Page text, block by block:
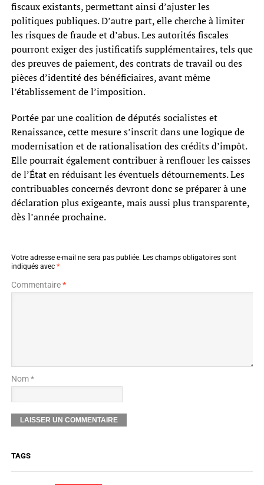
fiscaux existants, permettant ainsi d’ajuster les
politiques publiques. D’autre part, elle cherche à limiter
les risques de fraude et d’abus. Les autorités fiscales
pourront exiger des justificatifs supplémentaires, tels que
des preuves de paiement, des contrats de travail ou des
pièces d’identité des bénéficiaires, avant même
l’établissement de l’imposition.
Portée par une coalition de députés socialistes et
Renaissance, cette mesure s’inscrit dans une logique de
modernisation et de rationalisation des crédits d’impôt.
Elle pourrait également contribuer à renflouer les caisses
de l’État en réduisant les éventuels détournements. Les
contribuables concernés devront donc se préparer à une
déclaration plus exigeante, mais aussi plus transparente,
dès l’année prochaine.
Votre adresse e-mail ne sera pas publiée. Les champs obligatoires sont
indiqués avec *
Commentaire*
Nom *
TAGS